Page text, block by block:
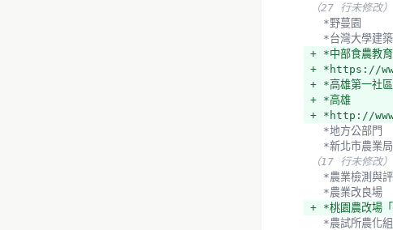
- *台北市教育局
- *台北市民政局
+ *臺北市產業
+ *臺北市工務局
+ *臺北市教育
+ *臺北市教育局
+ *臺北市民政局
  *宜蘭縣農業處
  *媒體
  *上下游
- *嘉義大學園藝
- *http://
- *成功大學都市
- *食物議題
（27 行未修改）
  *野蔓園
*台灣大學建
+ *中部食農教育
+ *https://
+ *高雄第一社
+ *高雄
+ *http://
  *地方公部門
*新北市農業
（17 行未修改）
*農業檢測與
  *農業改良場
+ *桃園農改場「
*農試所農